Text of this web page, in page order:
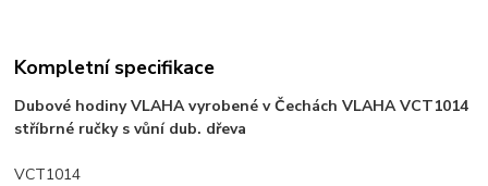
Kompletní specifikace
Dubové hodiny VLAHA vyrobené v Čechách VLAHA VCT1014
stříbrné ručky s vůní dub. dřeva
VCT1014